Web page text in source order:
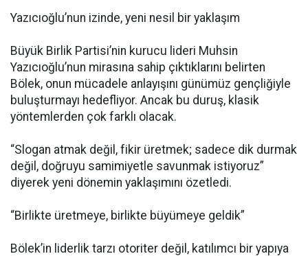
Yazıcıoğlu’nun izinde, yeni nesil bir yaklaşım
Büyük Birlik Partisi’nin kurucu lideri Muhsin
Yazıcıoğlu’nun mirasına sahip çıktıklarını belirten
Bölek, onun mücadele anlayışını günümüz gençliğiyle
buluşturmayı hedefliyor. Ancak bu duruş, klasik
yöntemlerden çok farklı olacak.
“Slogan atmak değil, fikir üretmek; sadece dik durmak
değil, doğruyu samimiyetle savunmak istiyoruz”
diyerek yeni dönemin yaklaşımını özetledi.
“Birlikte üretmeye, birlikte büyümeye geldik”
Bölek’in liderlik tarzı otoriter değil, katılımcı bir yapıya